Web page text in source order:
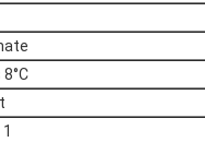
8°C